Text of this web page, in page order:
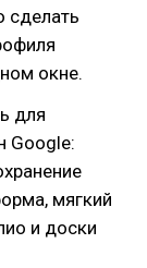
сделать
окне.
для
Google:
мягкий
и доски